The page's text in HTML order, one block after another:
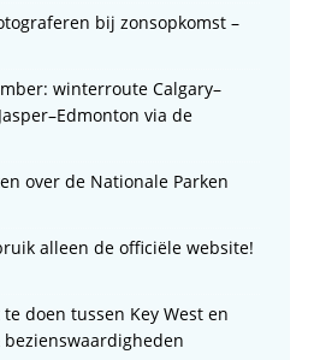
bij zonsopkomst –
winterroute Calgary–
via de
over de Nationale Parken
alleen de officiële website!
doen tussen Key West en
bezienswaardigheden